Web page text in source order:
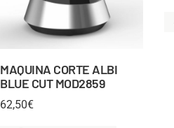
MAQUINA CORTE ALBI
BLUE CUT MOD2859
62,50€